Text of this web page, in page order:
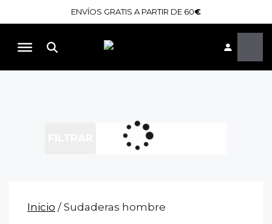
al
ENVÍOS GRATIS A PARTIR DE 60€
Buscar
Inicio / Sudaderas hombre